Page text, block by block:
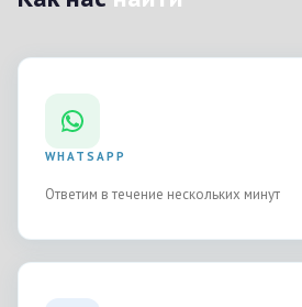
WHATSAPP
Ответим в течение нескольких минут